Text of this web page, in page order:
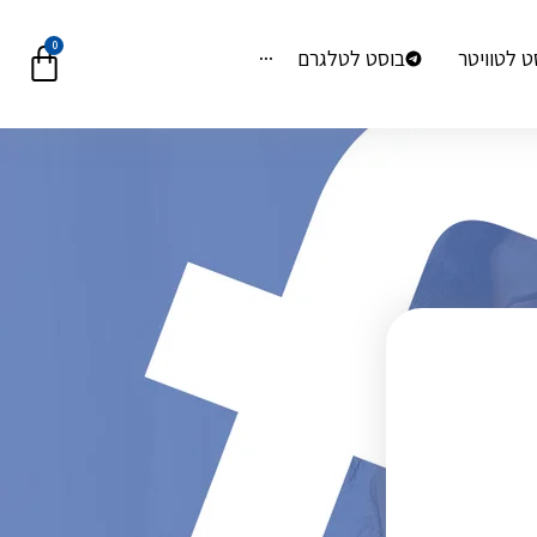
לטוויטר בוסט לטלגרם ···
0